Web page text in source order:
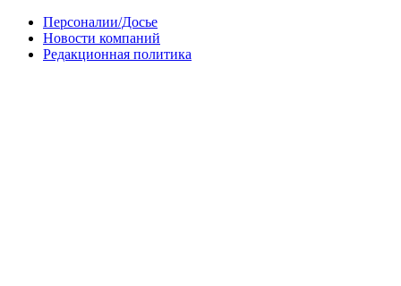
Персоналии/Досье
Новости компаний
Редакционная политика